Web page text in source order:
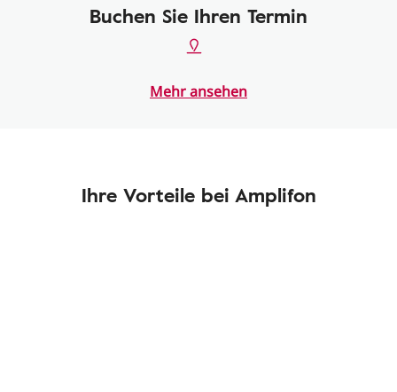
Buchen Sie Ihren Termin
Mehr ansehen
Ihre Vorteile bei Amplifon